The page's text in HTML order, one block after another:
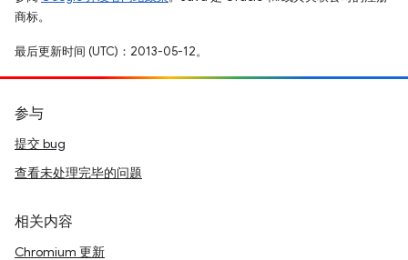
商标。
最后更新时间 (UTC)：2013-05-12。
参与
提交 bug
查看未处理完毕的问题
相关内容
Chromium 更新